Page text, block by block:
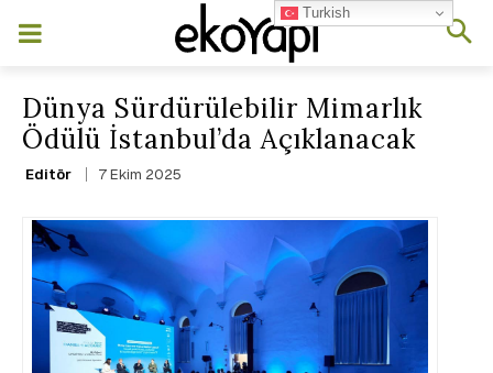
Dünya Sürdürülebilir Mimarlık
Ödülü İstanbul’da Açıklanacak
Editör 7 Ekim 2025
Turkish